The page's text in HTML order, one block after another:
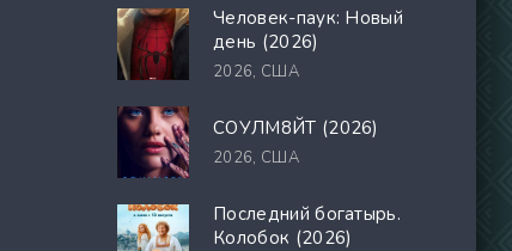
Человек-паук: Новый
день (2026)
2026, США
СОУЛМ8ЙТ (2026)
2026, США
Последний богатырь.
Колобок (2026)